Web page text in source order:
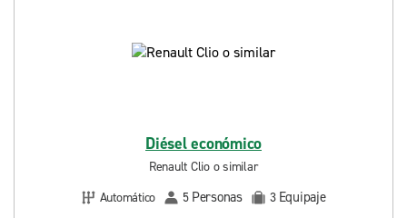
Diésel económico
Renault Clio o similar
Automático
5 Personas 3 Equipaje